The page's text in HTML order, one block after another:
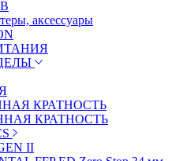
аксессуары
КРАТНОСТЬ
КРАТНОСТЬ
II